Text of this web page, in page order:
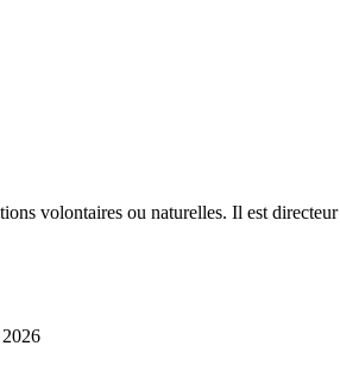
volontaires ou naturelles. Il est